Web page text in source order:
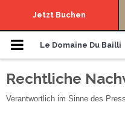
Navigationsmenü
Die Domaine
Unterkünfte
Jetzt Buchen
Le Domaine Du Bailli
Rechtliche
Verantwortlich im Sinne des